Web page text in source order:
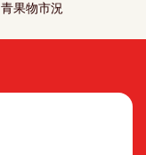
青果物市況